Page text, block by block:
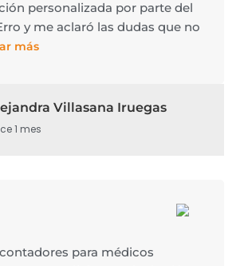
personalizada por parte del
y me aclaró las dudas que no
más
Villasana Iruegas
1 mes
para médicos